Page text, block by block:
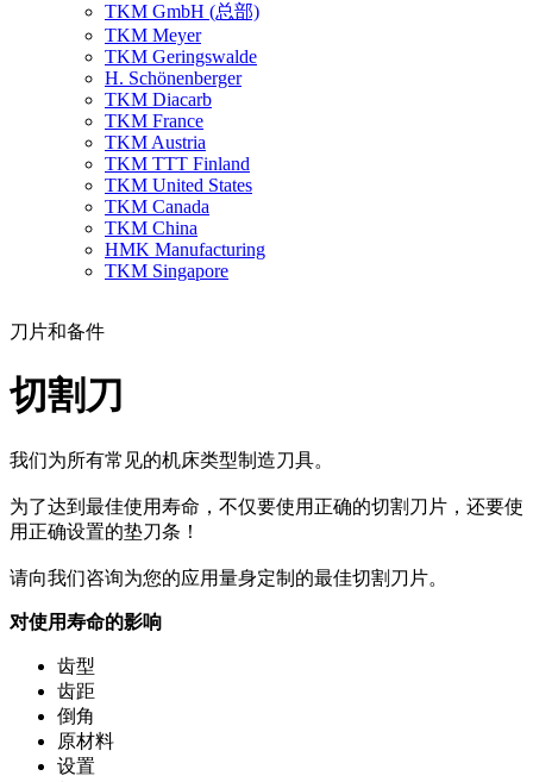
TKM GmbH (总部)
TKM Meyer
TKM Geringswalde
H. Schönenberger
TKM Diacarb
TKM France
TKM Austria
TKM TTT Finland
TKM United States
TKM Canada
TKM China
HMK Manufacturing
TKM Singapore
刀片和备件
切割刀
我们为所有常见的机床类型制造刀具。
为了达到最佳使用寿命，不仅要使用正确的切割刀片，还要使
用正确设置的垫刀条！
请向我们咨询为您的应用量身定制的最佳切割刀片。
对使用寿命的影响
齿型
齿距
倒角
原材料
设置